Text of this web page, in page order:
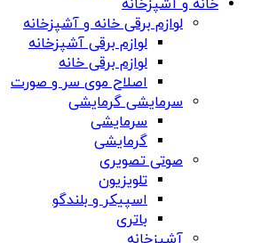
خانه و آشپزخانه
لوازم برقی خانه و آشپزخانه
لوازم برقی آشپزخانه
لوازم برقی خانه
اصلاح موی سر و صورت
سرمایشی گرمایشی
سرمایشی
گرمایشی
صوتی تصویری
تلویزیون
اسپیکر و بلندگو
باتری